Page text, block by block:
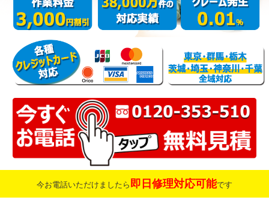
今お電話いただけましたら 即日修理対応可能です